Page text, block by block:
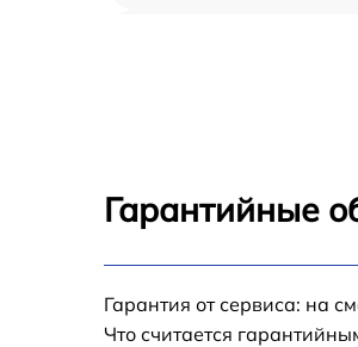
Замена корпуса iPad
Гарантийные
Гарантия от сервиса: на
Что считается